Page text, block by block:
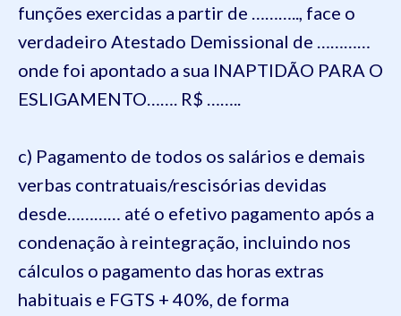
funções exercidas a partir de ……….., face o
verdadeiro Atestado Demissional de …………
onde foi apontado a sua INAPTIDÃO PARA O
ESLIGAMENTO……. R$ ……..
c) Pagamento de todos os salários e demais
verbas contratuais/rescisórias devidas
desde………… até o efetivo pagamento após a
condenação à reintegração, incluindo nos
cálculos o pagamento das horas extras
habituais e FGTS + 40%, de forma